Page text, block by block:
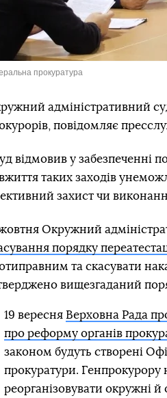
прокуратура
адміністративний
повідомляє
відмовив у забезпеченні
таких заходів
захист чи
жовтня Окружний
порядку
та скасувати
вищезгаданий
19 вересня Верховна Рада
про реформу органів
законом будуть створені
прокуратури. Генпрокурору
реорганізовувати окружні